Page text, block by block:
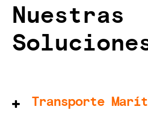
Nuestras
Transporte